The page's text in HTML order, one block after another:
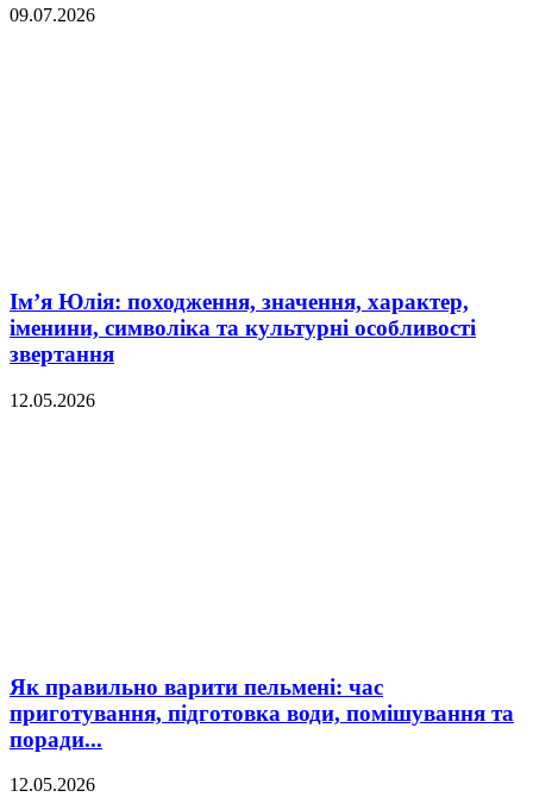
09.07.2026
Ім’я Юлія: походження, значення, характер,
іменини, символіка та культурні особливості
звертання
12.05.2026
Як правильно варити пельмені: час
приготування, підготовка води, помішування та
поради...
12.05.2026